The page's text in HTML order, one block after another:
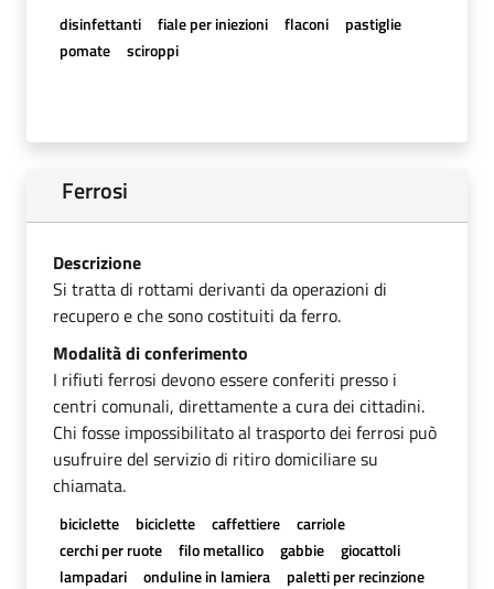
disinfettanti fiale per iniezioni flaconi
pastiglie
pomate
sciroppi
Ferrosi
Descrizione
Si tratta di rottami derivanti da operazioni di
recupero e che sono costituiti da ferro.
Modalità di conferimento
I rifiuti ferrosi devono essere conferiti presso i
centri comunali, direttamente a cura dei cittadini.
Chi fosse impossibilitato al trasporto dei ferrosi può
usufruire del servizio di ritiro domiciliare su
chiamata.
biciclette biciclette caffettiere
carriole
cerchi per ruote
filo metallico gabbie
giocattoli
lampadari
onduline in lamiera
paletti per recinzione